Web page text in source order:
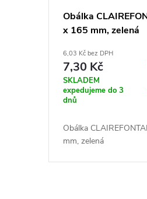
Obálka
x 165 mm, zelená
6,03 Kč bez DPH
7,30 Kč
SKLADEM
expedujeme do 3
dnů
Obálka
mm, zelená